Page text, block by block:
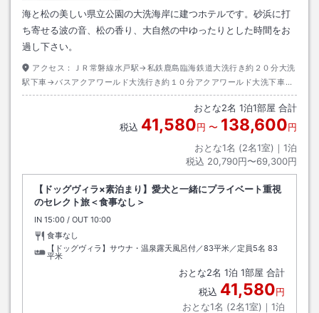
海と松の美しい県立公園の大洗海岸に建つホテルです。砂浜に打
ち寄せる波の音、松の香り、大自然の中ゆったりとした時間をお
過し下さい。
アクセス：
ＪＲ常磐線水戸駅→私鉄鹿島臨海鉄道大洗行き約２０分大洗
駅下車→バスアクアワールド大洗行き約１０分アクアワールド大洗下車→
徒歩約３分
おとな2名 1泊1部屋 合計
税込 41,580円 〜 138,600円
おとな1名 (2名1室)｜ 1泊
税込 20,790円〜69,300円
【ドッグヴィラ×素泊まり】愛犬と一緒にプライベート重視
のセレクト旅＜食事なし＞
IN チェックイン
15:00 / OUT チェックアウト
10:00
食事なし
【ドッグヴィラ】サウナ・温泉露天風呂付／83平米／定員5名 83
平米
おとな2名 1泊 1部屋 合計
税込 41,580円
おとな1名 (2名1室)｜ 1泊